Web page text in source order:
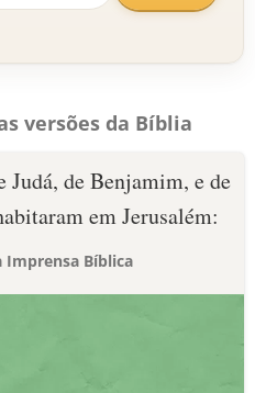
versões da Bíblia
Judá, de Benjamim, e de
em Jerusalém:
Imprensa Bíblica